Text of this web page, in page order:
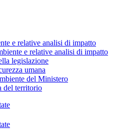
e relative analisi di impatto
e relative analisi di impatto
legislazione
umana
del Ministero
del territorio